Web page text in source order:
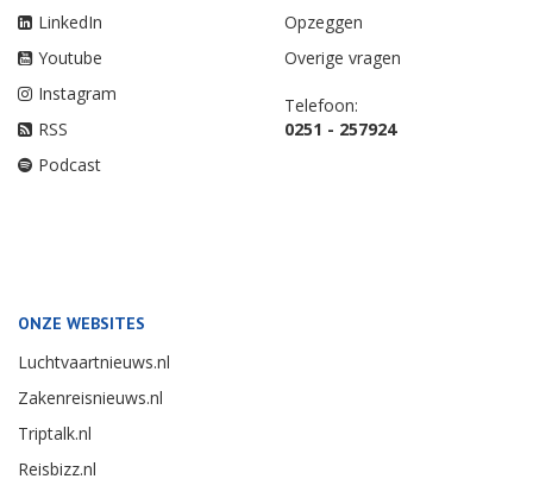
LinkedIn
Youtube
Instagram
RSS
Podcast
Opzeggen
Overige vragen
Telefoon:
0251 - 257924
ONZE WEBSITES
Luchtvaartnieuws.nl
Zakenreisnieuws.nl
Triptalk.nl
Reisbizz.nl